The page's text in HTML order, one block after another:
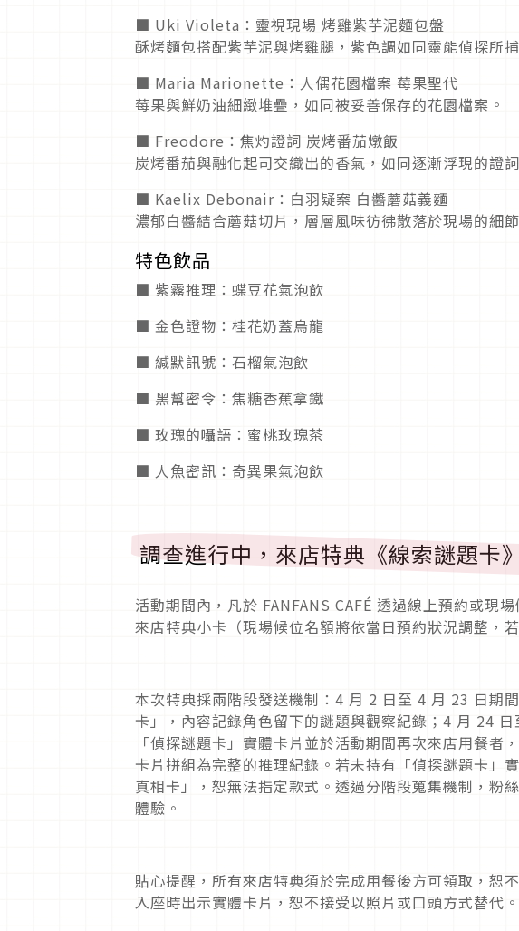
■ Uki Violeta：靈視現場 烤雞紫芋泥麵包盤
酥烤麵包搭配紫芋泥與烤雞腿，紫色調如同靈能偵探所
■ Maria Marionette：人偶花園檔案 莓果聖代
莓果與鮮奶油細緻堆疊，如同被妥善保存的花園檔案。
■ Freodore：焦灼證詞 炭烤番茄燉飯
炭烤番茄與融化起司交織出的香氣，如同逐漸浮現的證詞
■ Kaelix Debonair：白羽疑案 白醬蘑菇義麵
濃郁白醬結合蘑菇切片，層層風味彷彿散落於現場的細
特色飲品
■ 紫霧推理：蝶豆花氣泡飲
■ 金色證物：桂花奶蓋烏龍
■ 緘默訊號：石榴氣泡飲
■ 黑幫密令：焦糖香蕉拿鐵
■ 玫瑰的囁語：蜜桃玫瑰茶
■ 人魚密訊：奇異果氣泡飲
調查進行中，來店特典《線索謎題卡
活動期間內，凡於 FANFANS CAFÉ 透過線上預約或現
來店特典小卡（現場候位名額將依當日預約狀況調整，
本次特典採兩階段發送機制：4 月 2 日至 4 月 23 日期
卡」，內容記錄角色留下的謎題與觀察紀錄；4 月 24
「偵探謎題卡」實體卡片並於活動期間再次來店用餐
卡片拼組為完整的推理紀錄。若未持有「偵探謎題卡」
真相卡」，恕無法指定款式。透過分階段蒐集機制，粉
體驗。
貼心提醒，所有來店特典須於完成用餐後方可領取，恕
入座時出示實體卡片，恕不接受以照片或口頭方式替代。